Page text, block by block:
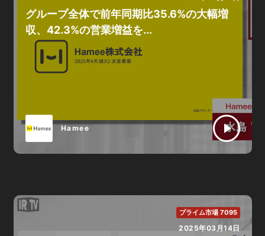
Hamee
グループ全体で前年同期比35.6%の大幅増
収、42.3%の営業増益を...
プライム市場 7095
2025年03月14日